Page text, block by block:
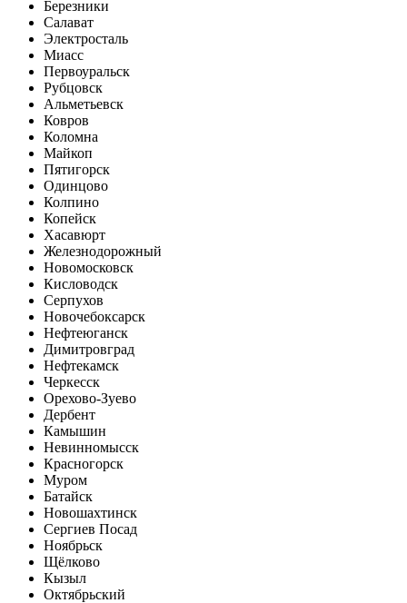
Березники
Салават
Электросталь
Миасс
Первоуральск
Рубцовск
Альметьевск
Ковров
Коломна
Майкоп
Пятигорск
Одинцово
Колпино
Копейск
Хасавюрт
Железнодорожный
Новомосковск
Кисловодск
Серпухов
Новочебоксарск
Нефтеюганск
Димитровград
Нефтекамск
Черкесск
Орехово-Зуево
Дербент
Камышин
Невинномысск
Красногорск
Муром
Батайск
Новошахтинск
Сергиев Посад
Ноябрьск
Щёлково
Кызыл
Октябрьский